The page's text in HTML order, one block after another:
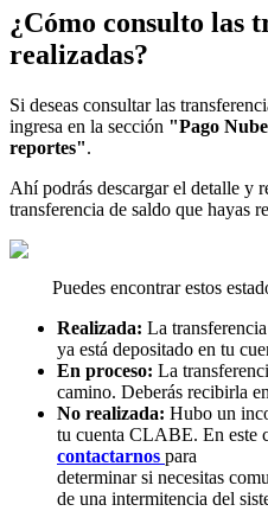
¿Cómo consulto las
realizadas?
Si deseas consultar las
ingresa en la sección "Pago Nube
reportes".
Ahí podrás descargar el detalle y
transferencia de saldo que hayas
Puedes encontrar estos
Realizada: La
ya está depositado en tu
En proceso: La
camino. Deberás recibirla
No realizada: Hubo un
tu cuenta CLABE. En este
contactarnos para
determinar si necesitas
de una intermitencia del